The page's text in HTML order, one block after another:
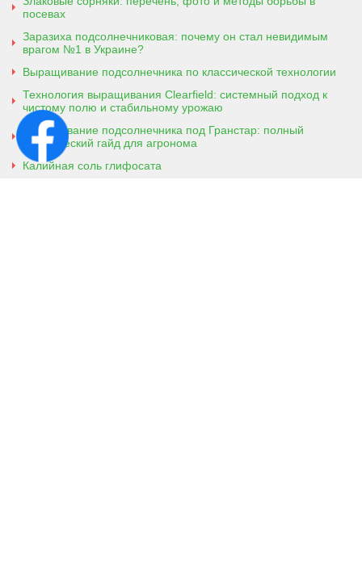
посевах
Заразиха подсолнечниковая: почему он стал невидимым
врагом №1 в Украине?
Выращивание подсолнечника по классической технологии
Технология выращивания Clearfield: системный подход к
чистому полю и стабильному урожаю
Выращивание подсолнечника под Гранстар: полный
практический гайд для агронома
Калийная соль глифосата